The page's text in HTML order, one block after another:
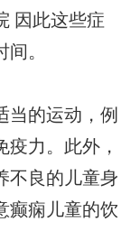
因此这些症
。
当的运动，例
力。此外，
不良的儿童身
癫痫儿童的饮